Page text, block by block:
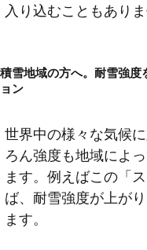
入り込むこともありま
積雪地域の方へ。耐雪強
ョン
世界中の様々な気候
ろん強度も地域によ
ます。例えばこの「
ば、耐雪強度が上が
ます。